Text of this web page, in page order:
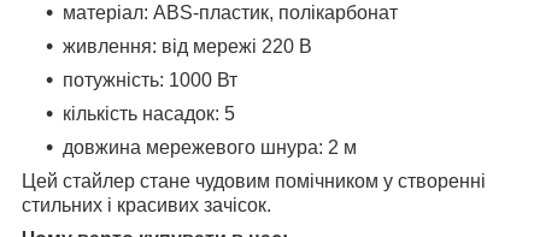
матеріал: ABS-пластик, полікарбонат
живлення: від мережі 220 В
потужність: 1000 Вт
кількість насадок: 5
довжина мережевого шнура: 2 м
Цей стайлер стане чудовим помічником у створенні
стильних і красивих зачісок.